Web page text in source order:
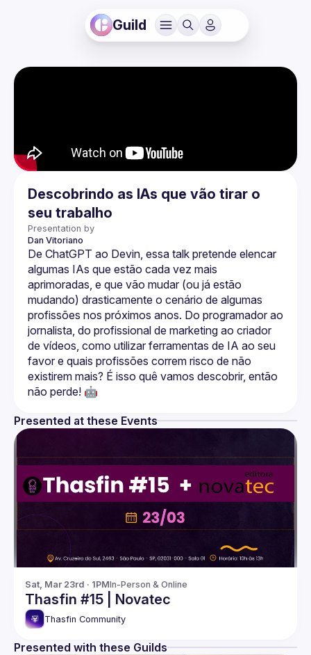
Guild
Descobrindo as IAs que vão tirar o
seu trabalho
Presentation by
Dan Vitoriano
De ChatGPT ao Devin, essa talk pretende elencar
algumas IAs que estão cada vez mais
aprimoradas, e que vão mudar (ou já estão
mudando) drasticamente o cenário de algumas
profissões nos próximos anos. Do programador ao
jornalista, do profissional de marketing ao criador
de vídeos, como utilizar ferramentas de IA ao seu
favor e quais profissões correm risco de não
existirem mais? É isso quê vamos descobrir, então
Presented at these Events
Sat, Mar 23rd · 1PMIn-Person & Online
Thasfin #15 | Novatec
Thasfin Community
Presented with these Guilds